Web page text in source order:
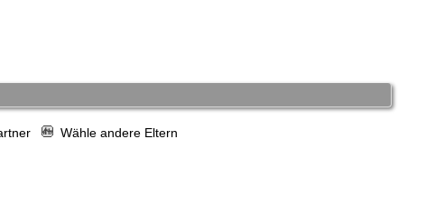
Wähle andere Eltern